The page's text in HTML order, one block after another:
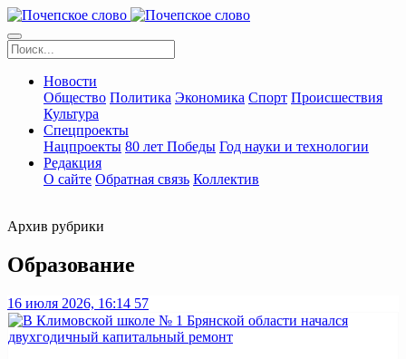
Новости
Общество Политика Экономика Спорт Происшествия
Культура
Спецпроекты
Нацпроекты 80 лет Победы Год науки и технологии
Редакция
О сайте Обратная связь Коллектив
Архив рубрики
Образование
16 июля 2026, 16:14 57